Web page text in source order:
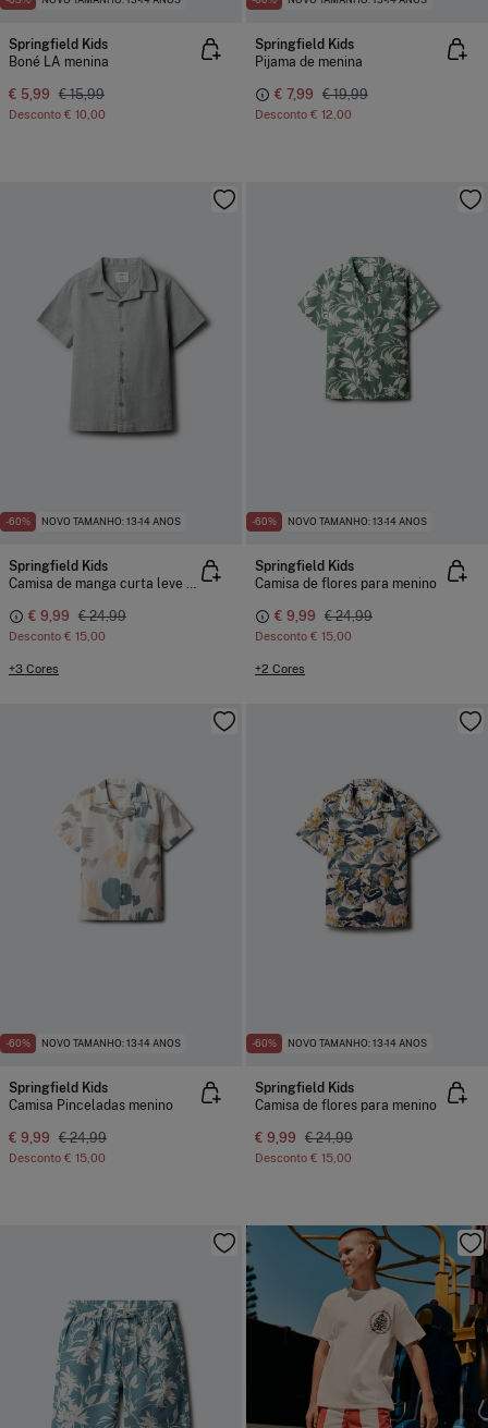
Springfield Kids
Boné LA menina
€ 5,99 € 15,99
Desconto € 10,00
Springfield Kids
Pijama de menina
€ 7,99 € 19,99
Desconto € 12,00
-60% NOVO TAMANHO: 13-14 ANOS
Springfield Kids
Camisa de manga curta leve para menino
€ 9,99 € 24,99
Desconto € 15,00
+3 Cores
-60% NOVO TAMANHO: 13-14 ANOS
Springfield Kids
Camisa de flores para menino
€ 9,99 € 24,99
Desconto € 15,00
+2 Cores
-60% NOVO TAMANHO: 13-14 ANOS
Springfield Kids
Camisa Pinceladas menino
€ 9,99 € 24,99
Desconto € 15,00
-60% NOVO TAMANHO: 13-14 ANOS
Springfield Kids
Camisa de flores para menino
€ 9,99 € 24,99
Desconto € 15,00